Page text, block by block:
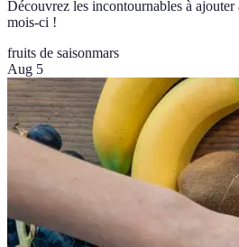
Découvrez les incontournables à
mois-ci !
fruits de saisonmars
Aug 5